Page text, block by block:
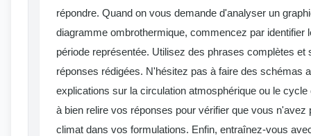
répondre. Quand on vous demande d'analyser un
diagramme ombrothermique, commencez par identifier
période représentée. Utilisez des phrases complètes et
réponses rédigées. N'hésitez pas à faire des schémas
explications sur la circulation atmosphérique ou le
à bien relire vos réponses pour vérifier que vous n'avez
climat dans vos formulations. Enfin, entraînez-vous